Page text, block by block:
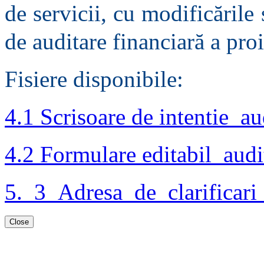
de servicii, cu modificările
de auditare financiară a
Fisiere disponibile:
4.1 Scrisoare de
4.2 Formulare
Close